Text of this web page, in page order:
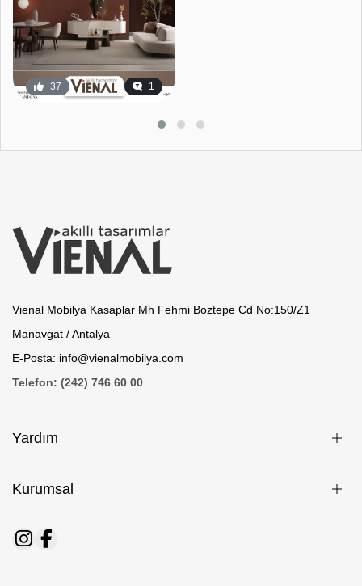
37 1
Vienal Mobilya Kasaplar Mh Fehmi Boztepe Cd No:150/Z1
Manavgat / Antalya
E-Posta: info@vienalmobilya.com
Telefon: (242) 746 60 00
Yardım
Kurumsal